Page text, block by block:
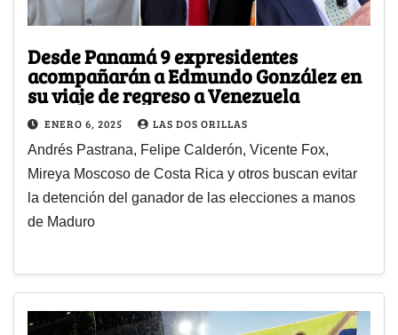
Desde Panamá 9 expresidentes
acompañarán a Edmundo González en
su viaje de regreso a Venezuela
ENERO 6, 2025 LAS DOS ORILLAS
Andrés Pastrana, Felipe Calderón, Vicente Fox,
Mireya Moscoso de Costa Rica y otros buscan evitar
la detención del ganador de las elecciones a manos
de Maduro